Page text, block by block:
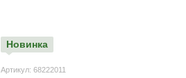
Новинка
Артикул: 68222011